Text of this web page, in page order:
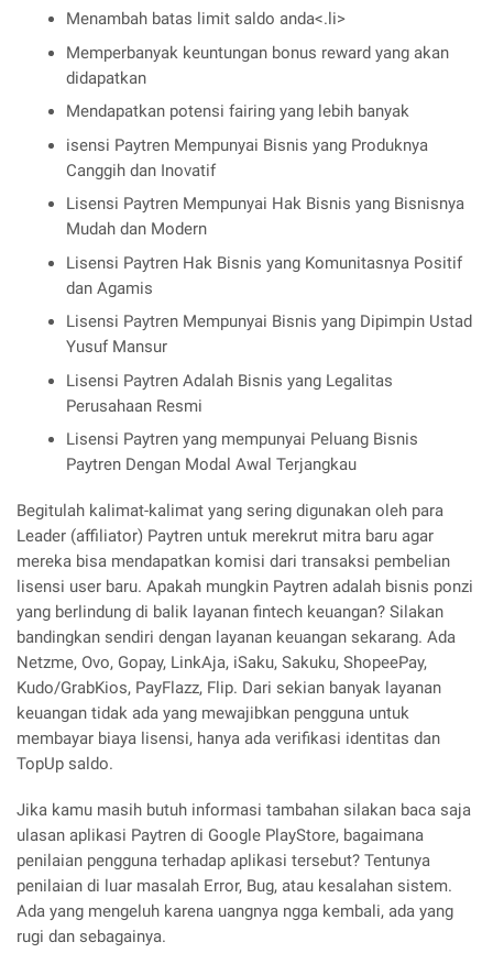
Menambah batas limit saldo anda<.li>
Memperbanyak keuntungan bonus reward yang akan
didapatkan
Mendapatkan potensi fairing yang lebih banyak
isensi Paytren Mempunyai Bisnis yang Produknya
Canggih dan Inovatif
Lisensi Paytren Mempunyai Hak Bisnis yang Bisnisnya
Mudah dan Modern
Lisensi Paytren Hak Bisnis yang Komunitasnya Positif
dan Agamis
Lisensi Paytren Mempunyai Bisnis yang Dipimpin Ustad
Yusuf Mansur
Lisensi Paytren Adalah Bisnis yang Legalitas
Perusahaan Resmi
Lisensi Paytren yang mempunyai Peluang Bisnis
Paytren Dengan Modal Awal Terjangkau
Begitulah kalimat-kalimat yang sering digunakan oleh para
Leader (affiliator) Paytren untuk merekrut mitra baru agar
mereka bisa mendapatkan komisi dari transaksi pembelian
lisensi user baru. Apakah mungkin Paytren adalah bisnis ponzi
yang berlindung di balik layanan fintech keuangan? Silakan
bandingkan sendiri dengan layanan keuangan sekarang. Ada
Netzme, Ovo, Gopay, LinkAja, iSaku, Sakuku, ShopeePay,
Kudo/GrabKios, PayFlazz, Flip. Dari sekian banyak layanan
keuangan tidak ada yang mewajibkan pengguna untuk
membayar biaya lisensi, hanya ada verifikasi identitas dan
TopUp saldo.
Jika kamu masih butuh informasi tambahan silakan baca saja
ulasan aplikasi Paytren di Google PlayStore, bagaimana
penilaian pengguna terhadap aplikasi tersebut? Tentunya
penilaian di luar masalah Error, Bug, atau kesalahan sistem.
Ada yang mengeluh karena uangnya ngga kembali, ada yang
rugi dan sebagainya.